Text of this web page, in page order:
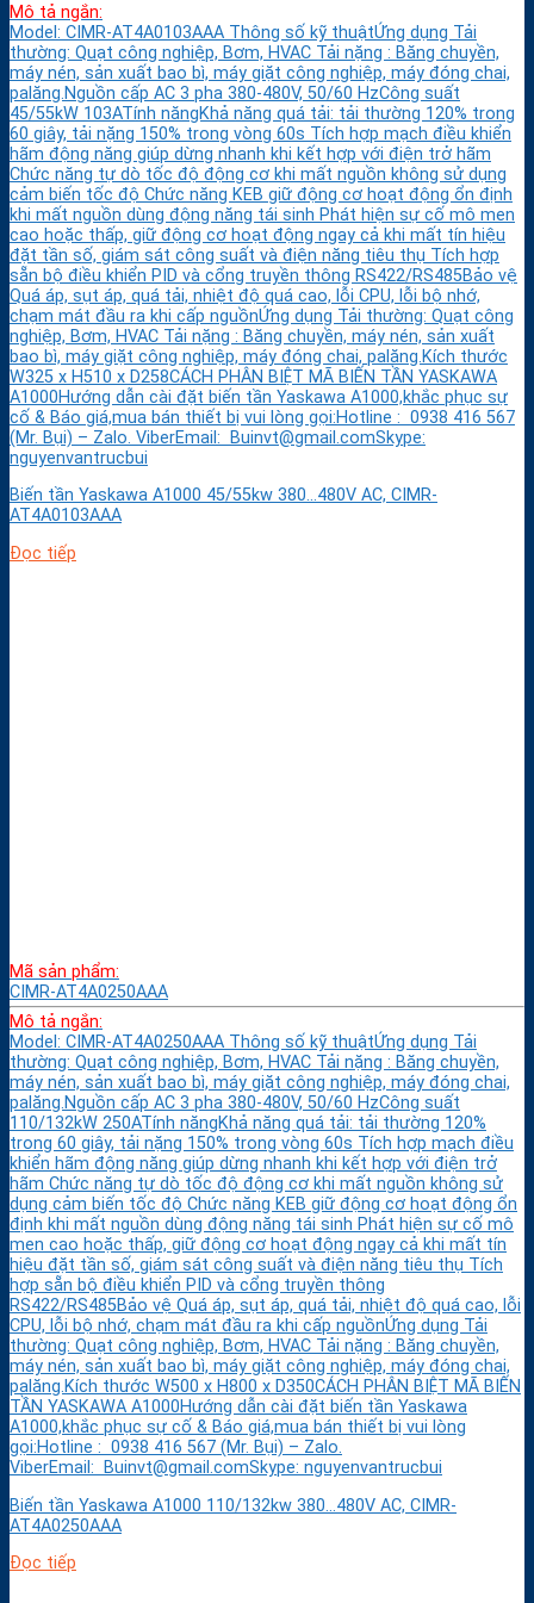
Mô tả ngắn:
Model: CIMR-AT4A0103AAA Thông số kỹ thuậtỨng dụng Tải
thường: Quạt công nghiệp, Bơm, HVAC Tải nặng : Băng chuyền,
máy nén, sản xuất bao bì, máy giặt công nghiệp, máy đóng chai,
palăng.Nguồn cấp AC 3 pha 380-480V, 50/60 HzCông suất
45/55kW 103ATính năngKhả năng quá tải: tải thường 120% trong
60 giây, tải nặng 150% trong vòng 60s Tích hợp mạch điều khiển
hãm động năng giúp dừng nhanh khi kết hợp với điện trở hãm
Chức năng tự dò tốc độ động cơ khi mất nguồn không sử dụng
cảm biến tốc độ Chức năng KEB giữ động cơ hoạt động ổn định
khi mất nguồn dùng động năng tái sinh Phát hiện sự cố mô men
cao hoặc thấp, giữ động cơ hoạt động ngay cả khi mất tín hiệu
đặt tần số, giám sát công suất và điện năng tiêu thụ Tích hợp
sẵn bộ điều khiển PID và cổng truyền thông RS422/RS485Bảo vệ
Quá áp, sụt áp, quá tải, nhiệt độ quá cao, lỗi CPU, lỗi bộ nhớ,
chạm mát đầu ra khi cấp nguồnỨng dụng Tải thường: Quạt công
nghiệp, Bơm, HVAC Tải nặng : Băng chuyền, máy nén, sản xuất
bao bì, máy giặt công nghiệp, máy đóng chai, palăng.Kích thước
W325 x H510 x D258CÁCH PHÂN BIỆT MÃ BIẾN TẦN YASKAWA
A1000Hướng dẫn cài đặt biến tần Yaskawa A1000,khắc phục sự
cố & Báo giá,mua bán thiết bị vui lòng gọi:Hotline : 0938 416 567
(Mr. Bụi) – Zalo. ViberEmail: Buinvt@gmail.comSkype:
nguyenvantrucbui
Biến tần Yaskawa A1000 45/55kw 380…480V AC, CIMR-
AT4A0103AAA
Đọc tiếp
Mã sản phẩm:
CIMR-AT4A0250AAA
Mô tả ngắn:
Model: CIMR-AT4A0250AAA Thông số kỹ thuậtỨng dụng Tải
thường: Quạt công nghiệp, Bơm, HVAC Tải nặng : Băng chuyền,
máy nén, sản xuất bao bì, máy giặt công nghiệp, máy đóng chai,
palăng.Nguồn cấp AC 3 pha 380-480V, 50/60 HzCông suất
110/132kW 250ATính năngKhả năng quá tải: tải thường 120%
trong 60 giây, tải nặng 150% trong vòng 60s Tích hợp mạch điều
khiển hãm động năng giúp dừng nhanh khi kết hợp với điện trở
hãm Chức năng tự dò tốc độ động cơ khi mất nguồn không sử
dụng cảm biến tốc độ Chức năng KEB giữ động cơ hoạt động ổn
định khi mất nguồn dùng động năng tái sinh Phát hiện sự cố mô
men cao hoặc thấp, giữ động cơ hoạt động ngay cả khi mất tín
hiệu đặt tần số, giám sát công suất và điện năng tiêu thụ Tích
hợp sẵn bộ điều khiển PID và cổng truyền thông
RS422/RS485Bảo vệ Quá áp, sụt áp, quá tải, nhiệt độ quá cao, lỗi
CPU, lỗi bộ nhớ, chạm mát đầu ra khi cấp nguồnỨng dụng Tải
thường: Quạt công nghiệp, Bơm, HVAC Tải nặng : Băng chuyền,
máy nén, sản xuất bao bì, máy giặt công nghiệp, máy đóng chai,
palăng.Kích thước W500 x H800 x D350CÁCH PHÂN BIỆT MÃ BIẾN
TẦN YASKAWA A1000Hướng dẫn cài đặt biến tần Yaskawa
A1000,khắc phục sự cố & Báo giá,mua bán thiết bị vui lòng
gọi:Hotline : 0938 416 567 (Mr. Bụi) – Zalo.
ViberEmail: Buinvt@gmail.comSkype: nguyenvantrucbui
Biến tần Yaskawa A1000 110/132kw 380…480V AC, CIMR-
AT4A0250AAA
Đọc tiếp